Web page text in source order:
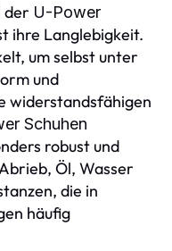
der U-Power
ihre Langlebigkeit.
um selbst unter
und
widerstandsfähigen
Schuhen
robust und
Öl, Wasser
die in
häufig